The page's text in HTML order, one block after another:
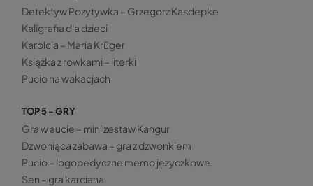
Detektyw Pozytywka – Grzegorz Kasdepke
Kaligrafia dla dzieci
Karolcia – Maria Krüger
Książka z rowkami – literki
Pucio na wakacjach
TOP 5 - GRY
Gra w aucie – mini zestaw Kangur
Dzwoniąca zabawa – gra z dzwonkiem
Pucio – logopedyczne memo języczkowe
Sen – gra karciana